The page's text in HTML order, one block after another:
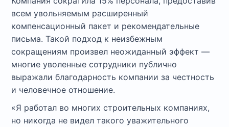
всем увольняемым расширенный
компенсационный пакет и рекомендательные
письма. Такой подход к неизбежным
сокращениям произвел неожиданный эффект —
многие уволенные сотрудники публично
выражали благодарность компании за честность
и человечное отношение.
«Я работал во многих строительных компаниях,
но никогда не видел такого уважительного